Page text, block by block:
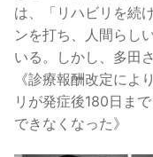
は、「リハビリを続
ンを打ち、人間らし
いる。しかし、多田
《診療報酬改定によ
リが発症後180日ま
できなくなった》